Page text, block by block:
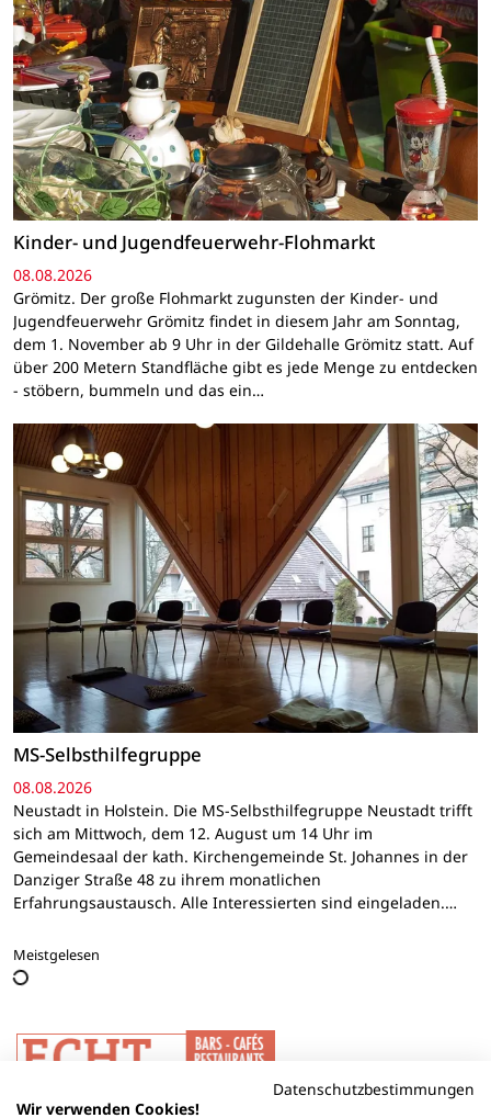
Kinder- und Jugendfeuerwehr-Flohmarkt
08.08.2026
Grömitz. Der große Flohmarkt zugunsten der Kinder- und
Jugendfeuerwehr Grömitz findet in diesem Jahr am Sonntag,
dem 1. November ab 9 Uhr in der Gildehalle Grömitz statt. Auf
über 200 Metern Standfläche gibt es jede Menge zu entdecken
- stöbern, bummeln und das ein…
MS-Selbsthilfegruppe
08.08.2026
Neustadt in Holstein. Die MS-Selbsthilfegruppe Neustadt trifft
sich am Mittwoch, dem 12. August um 14 Uhr im
Gemeindesaal der kath. Kirchengemeinde St. Johannes in der
Danziger Straße 48 zu ihrem monatlichen
Erfahrungsaustausch. Alle Interessierten sind eingeladen.…
Meistgelesen
Datenschutzbestimmungen
Wir verwenden Cookies!